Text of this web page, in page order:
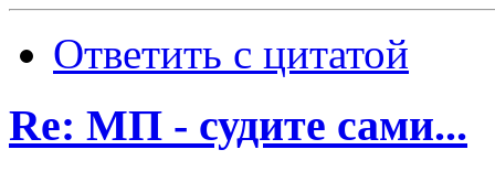
Ответить с цитатой
Re: МП - судите сами...